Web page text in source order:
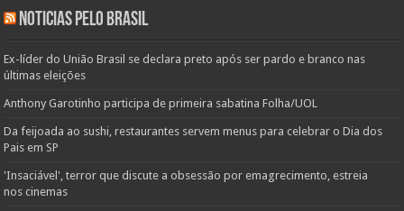
Noticias pelo Brasil
Ex-líder do União Brasil se declara preto após ser pardo e branco nas
últimas eleições
Anthony Garotinho participa de primeira sabatina Folha/UOL
Da feijoada ao sushi, restaurantes servem menus para celebrar o Dia dos
Pais em SP
'Insaciável', terror que discute a obsessão por emagrecimento, estreia
nos cinemas